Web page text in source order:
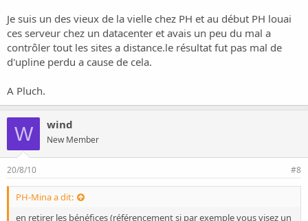
Je suis un des vieux de la vielle chez PH et au début PH louai
ces serveur chez un datacenter et avais un peu du mal a
contrôler tout les sites a distance.le résultat fut pas mal de
d'upline perdu a cause de cela.
A Pluch.
W wind
New Member
20/8/10 #8
PH-Mina a dit:
en retirer les bénéfices (référencement si par exemple vous visez un